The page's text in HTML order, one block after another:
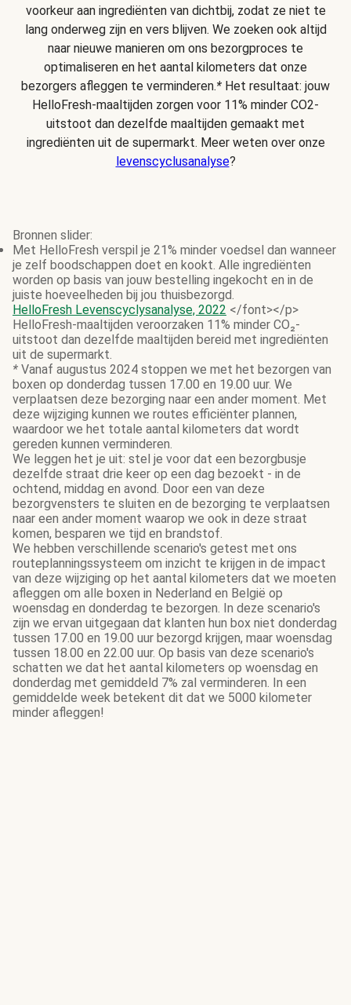
voorkeur aan ingrediënten van dichtbij, zodat ze niet te
lang onderweg zijn en vers blijven. We zoeken ook altijd
naar nieuwe manieren om ons bezorgproces te
optimaliseren en het aantal kilometers dat onze
bezorgers afleggen te verminderen.* Het resultaat: jouw
HelloFresh-maaltijden zorgen voor 11% minder CO2-
uitstoot dan dezelfde maaltijden gemaakt met
ingrediënten uit de supermarkt. Meer weten over onze
levenscyclusanalyse?
Bronnen slider:
Met HelloFresh verspil je 21% minder voedsel dan wanneer
je zelf boodschappen doet en kookt. Alle ingrediënten
worden op basis van jouw bestelling ingekocht en in de
juiste hoeveelheden bij jou thuisbezorgd.
HelloFresh Levenscyclysanalyse, 2022 </font></p>
HelloFresh-maaltijden veroorzaken 11% minder CO₂-
uitstoot dan dezelfde maaltijden bereid met ingrediënten
uit de supermarkt.
* Vanaf augustus 2024 stoppen we met het bezorgen van
boxen op donderdag tussen 17.00 en 19.00 uur. We
verplaatsen deze bezorging naar een ander moment. Met
deze wijziging kunnen we routes efficiënter plannen,
waardoor we het totale aantal kilometers dat wordt
gereden kunnen verminderen.
We leggen het je uit: stel je voor dat een bezorgbusje
dezelfde straat drie keer op een dag bezoekt - in de
ochtend, middag en avond. Door een van deze
bezorgvensters te sluiten en de bezorging te verplaatsen
naar een ander moment waarop we ook in deze straat
komen, besparen we tijd en brandstof.
We hebben verschillende scenario's getest met ons
routeplanningssysteem om inzicht te krijgen in de impact
van deze wijziging op het aantal kilometers dat we moeten
afleggen om alle boxen in Nederland en België op
woensdag en donderdag te bezorgen. In deze scenario's
zijn we ervan uitgegaan dat klanten hun box niet donderdag
tussen 17.00 en 19.00 uur bezorgd krijgen, maar woensdag
tussen 18.00 en 22.00 uur. Op basis van deze scenario's
schatten we dat het aantal kilometers op woensdag en
donderdag met gemiddeld 7% zal verminderen. In een
gemiddelde week betekent dit dat we 5000 kilometer
minder afleggen!